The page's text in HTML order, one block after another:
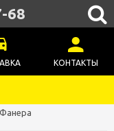
КОНТАКТЫ
68
Фанера